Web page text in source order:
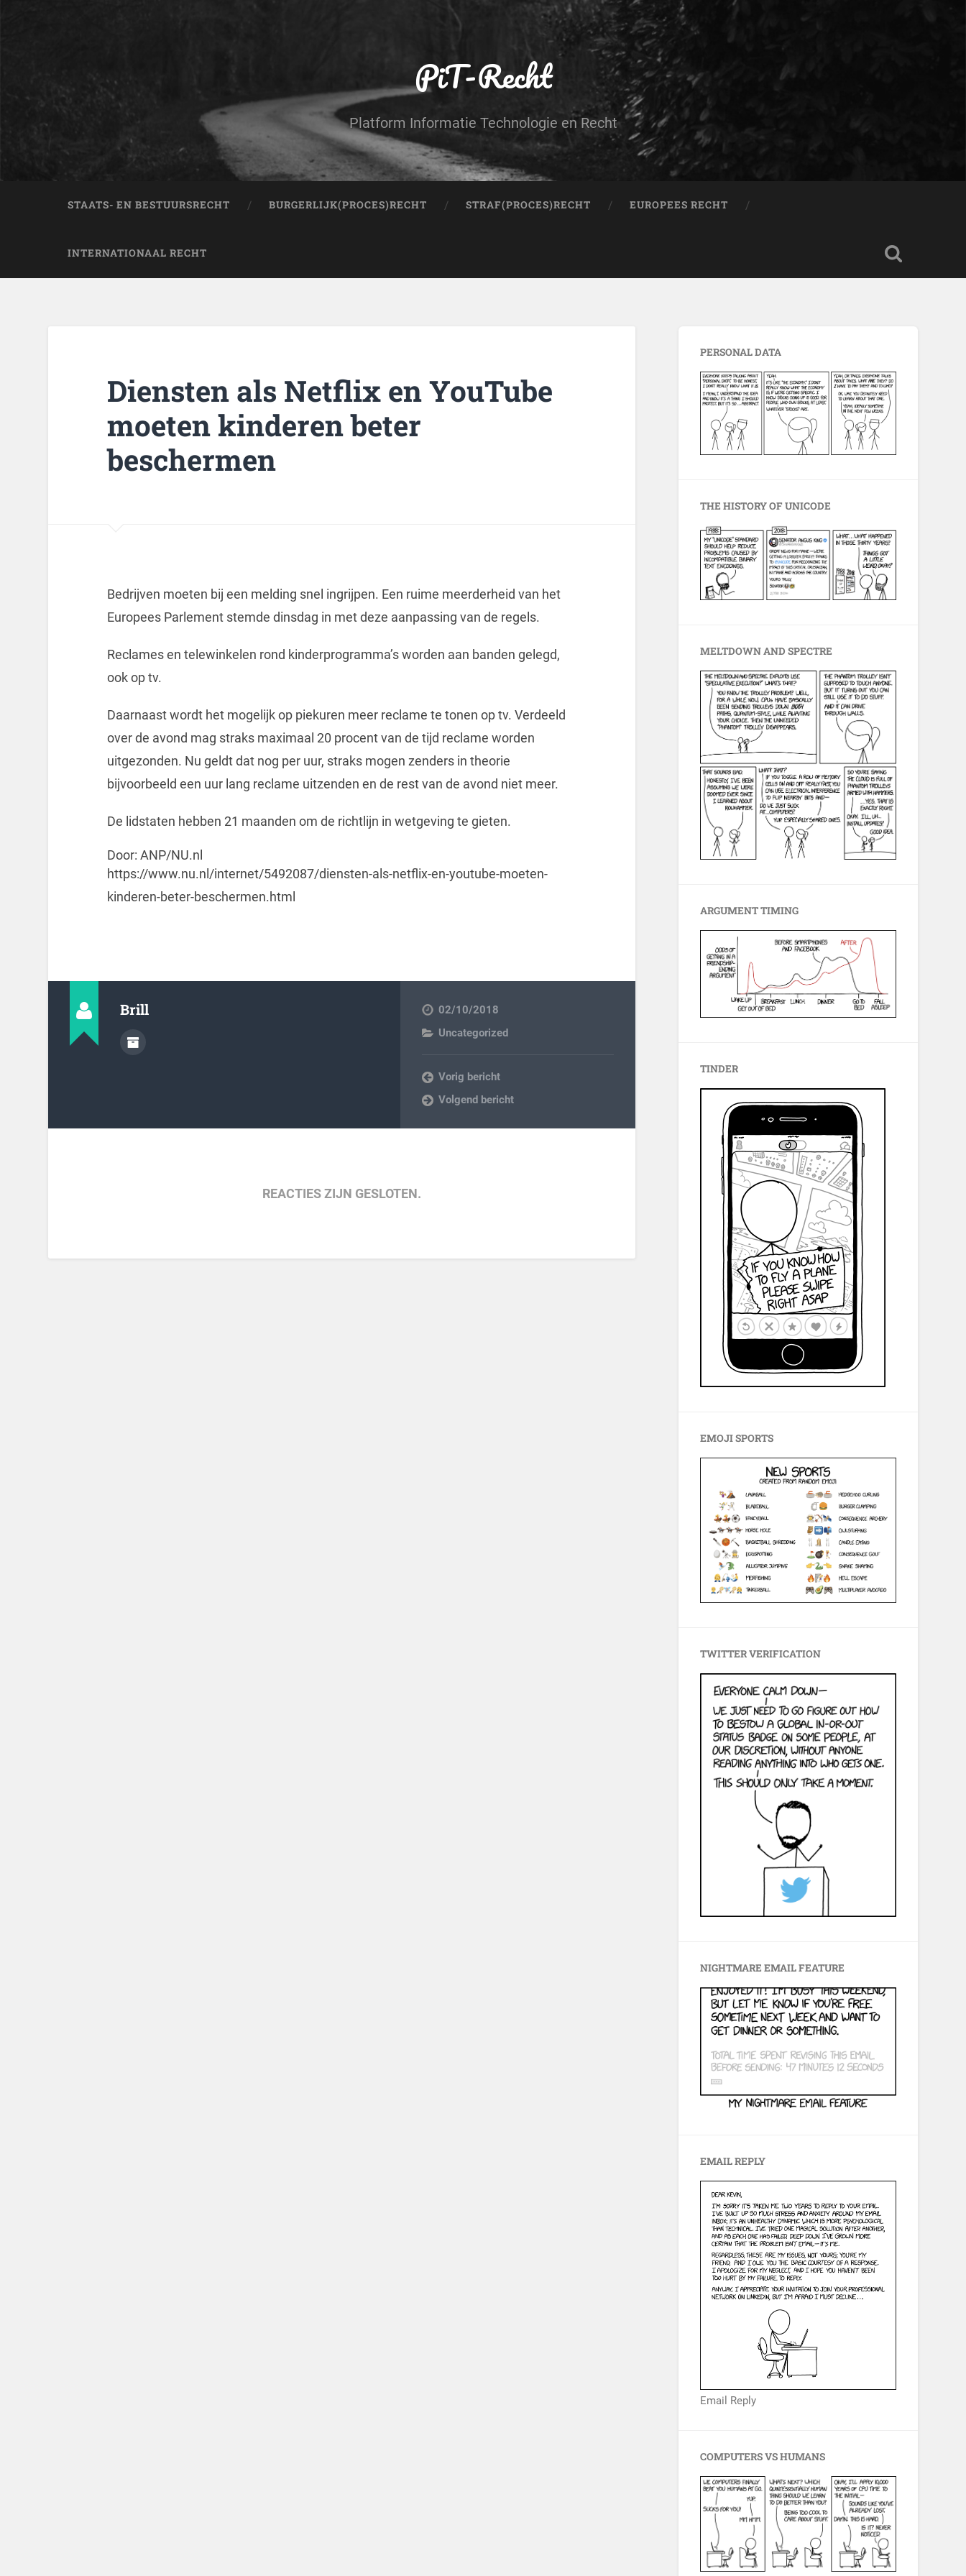
PiT-Recht
Platform Informatie Technologie en Recht
STAATS- EN BESTUURSRECHT BURGERLIJK(PROCES)RECHT STRAF(PROCES)RECHT EUROPEES RECHT
INTERNATIONAAL RECHT
Diensten als Netflix en YouTube
moeten kinderen beter
beschermen
Bedrijven moeten bij een melding snel ingrijpen. Een ruime meerderheid van het
Europees Parlement stemde dinsdag in met deze aanpassing van de regels.
Reclames en telewinkelen rond kinderprogramma’s worden aan banden gelegd,
ook op tv.
Daarnaast wordt het mogelijk op piekuren meer reclame te tonen op tv. Verdeeld
over de avond mag straks maximaal 20 procent van de tijd reclame worden
uitgezonden. Nu geldt dat nog per uur, straks mogen zenders in theorie
bijvoorbeeld een uur lang reclame uitzenden en de rest van de avond niet meer.
De lidstaten hebben 21 maanden om de richtlijn in wetgeving te gieten.
Door: ANP/NU.nl
https://www.nu.nl/internet/5492087/diensten-als-netflix-en-youtube-moeten-
kinderen-beter-beschermen.html
Brill
02/10/2018
Uncategorized
Vorig bericht
Volgend bericht
REACTIES ZIJN GESLOTEN.
PERSONAL DATA
THE HISTORY OF UNICODE
MELTDOWN AND SPECTRE
ARGUMENT TIMING
TINDER
EMOJI SPORTS
TWITTER VERIFICATION
NIGHTMARE EMAIL FEATURE
EMAIL REPLY
Email Reply
COMPUTERS VS HUMANS